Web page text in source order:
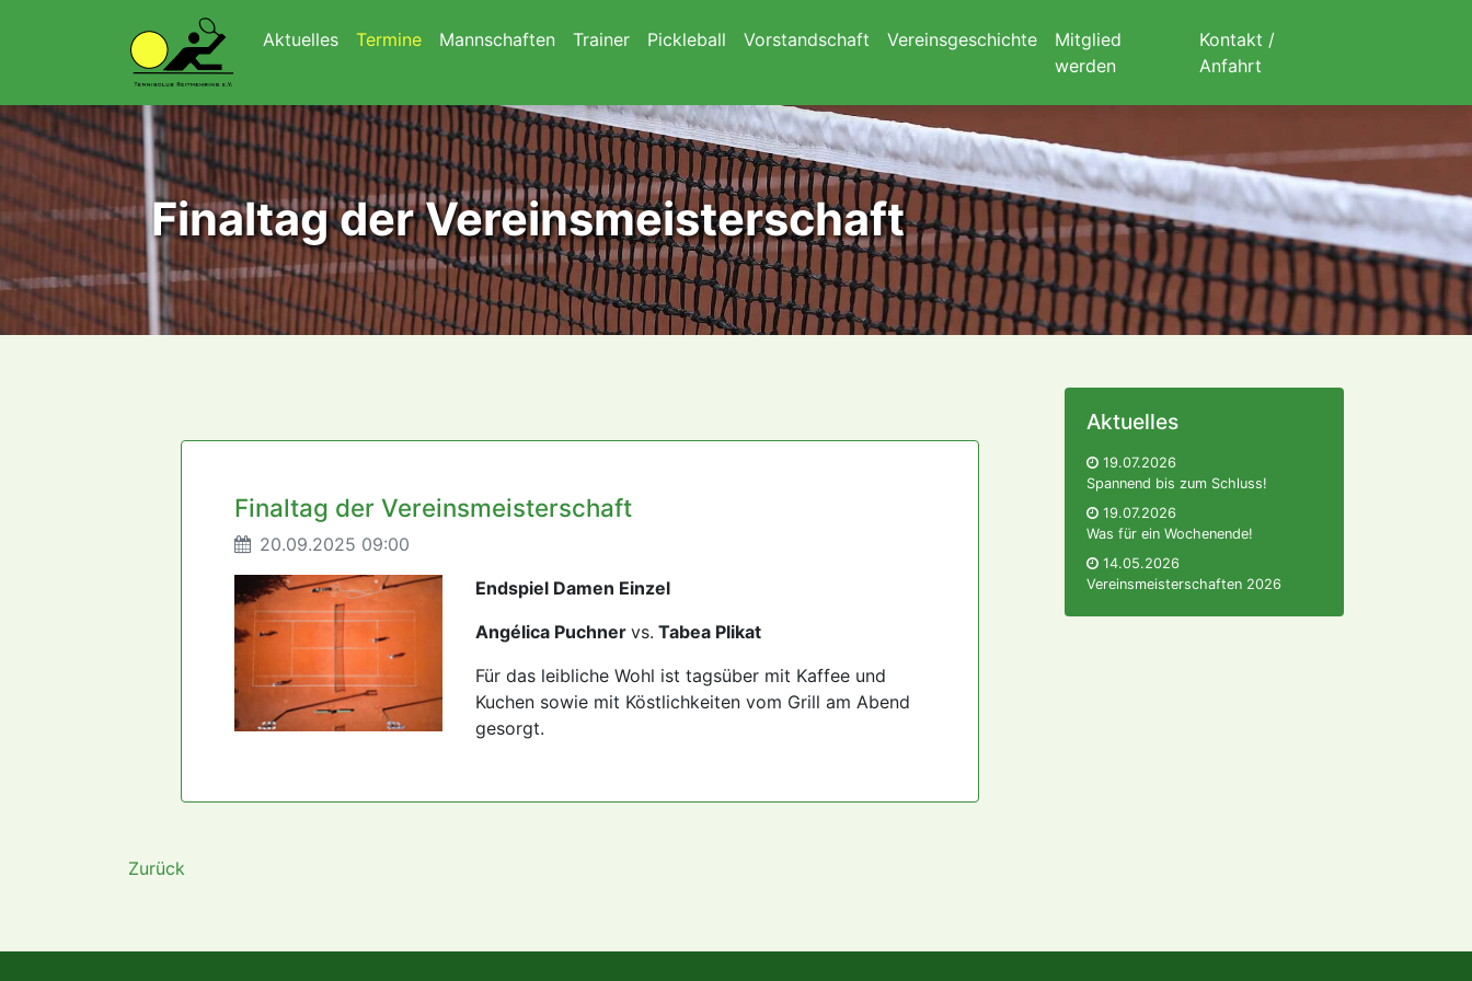
Navigation überspringen
Aktuelles Termine Mannschaften Trainer Pickleball Vorstandschaft Vereinsgeschichte
Mitglied
werden
Kontakt /
Anfahrt
Finaltag der Vereinsmeisterschaft
Finaltag der Vereinsmeisterschaft
20.09.2025 09:00
Endspiel Damen Einzel
Angélica Puchnervs. Tabea Plikat
Für das leibliche Wohl ist tagsüber mit Kaffee und
Kuchen sowie mit Köstlichkeiten vom Grill am Abend
gesorgt.
Zurück
Aktuelles
19.07.2026
Spannend bis zum Schluss!
19.07.2026
Was für ein Wochenende!
14.05.2026
Vereinsmeisterschaften 2026